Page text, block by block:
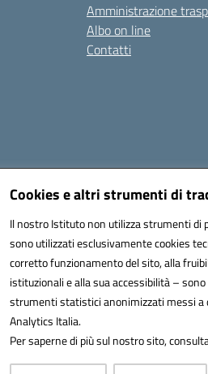
Cookies e altri strumenti di
Il nostro Istituto non utilizza strumenti di
sono utilizzati esclusivamente cookies
corretto funzionamento del sito, alla
istituzionali e alla sua accessibilità –
strumenti statistici anonimizzati messi a
Analytics Italia.
Per saperne di più sul nostro sito,
Amministrazione
Albo on line
Contatti